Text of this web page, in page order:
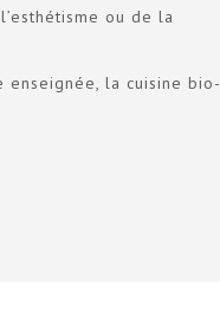
ou de la
la cuisine bio-